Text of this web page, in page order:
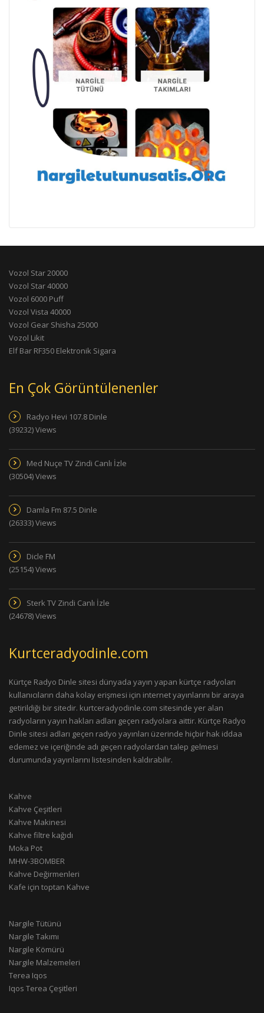
Vozol Star 20000
Vozol Star 40000
Vozol 6000 Puff
Vozol Vista 40000
Vozol Gear Shisha 25000
Vozol Likit
Elf Bar RF350 Elektronik Sigara
En Çok Görüntülenenler
Radyo Hevi 107.8 Dinle
(39232) Views
Med Nuçe TV Zindi Canlı İzle
(30504) Views
Damla Fm 87.5 Dinle
(26333) Views
Dicle FM
(25154) Views
Sterk TV Zindi Canlı İzle
(24678) Views
Kurtceradyodinle.com
Kürtçe Radyo Dinle sitesi dünyada yayın yapan kürtçe radyoları
kullanıcıların daha kolay erişmesi için internet yayınlarını bir araya
getirildiği bir sitedir. kurtceradyodinle.com sitesinde yer alan
radyoların yayın hakları adları geçen radyolara aittir. Kürtçe Radyo
Dinle sitesi adları geçen radyo yayınları üzerinde hiçbir hak iddaa
edemez ve içeriğinde adı geçen radyolardan talep gelmesi
durumunda yayınlarını listesinden kaldırabilir.
Kahve
Kahve Çeşitleri
Kahve Makinesi
Kahve filtre kağıdı
Moka Pot
MHW-3BOMBER
Kahve Değirmenleri
Kafe için toptan Kahve
Nargile Tütünü
Nargile Takımı
Nargile Kömürü
Nargile Malzemeleri
Terea Iqos
Iqos Terea Çeşitleri